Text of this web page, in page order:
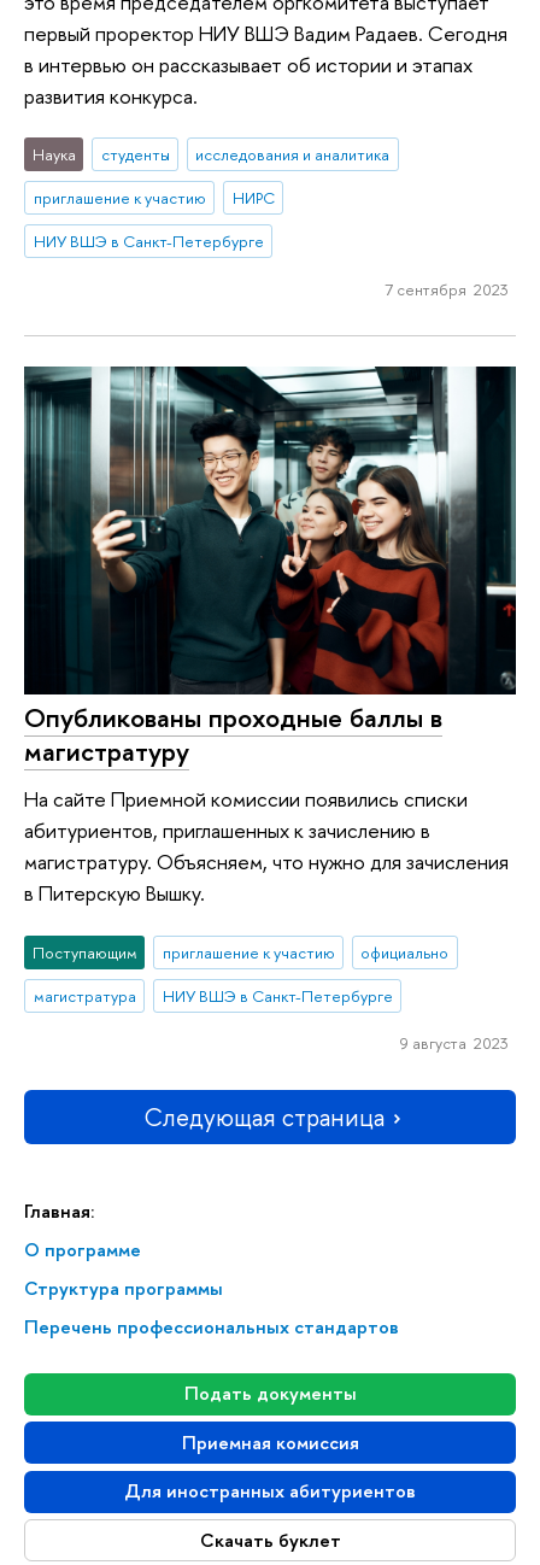
Главная:
О программе
Структура программы
Перечень профессиональных стандартов
Подать документы
Приемная комиссия
Для иностранных абитуриентов
Скачать буклет
первый проректор НИУ ВШЭ Вадим Радаев. Сегодня
в интервью он рассказывает об истории и этапах
развития конкурса.
Наука студенты
исследования и аналитика
приглашение к участию
НИРС
НИУ ВШЭ в Санкт-Петербурге
7 сентября 2023
Опубликованы проходные баллы в
магистратуру
На сайте Приемной комиссии появились списки
абитуриентов, приглашенных к зачислению в
магистратуру. Объясняем, что нужно для зачисления
в Питерскую Вышку.
Поступающим приглашение к участию
официально
магистратура
НИУ ВШЭ в Санкт-Петербурге
9 августа 2023
Следующая страница